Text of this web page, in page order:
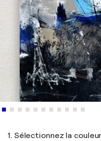
1. Sélectionnez la couleur